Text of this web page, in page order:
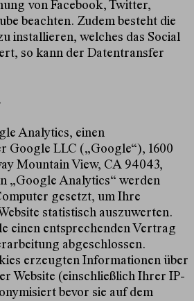
vonFacebook, Twitter,
beachten. Zudem besteht die
installieren, welches das Social
so kann der Datentransfer
Analytics, einen
Google LLC („Google“), 1600
Mountain View, CA 94043,
„Google Analytics“ werden
gesetzt, um Ihre
statistisch auszuwerten.
einen entsprechenden Vertrag
abgeschlossen.
erzeugten Informationen über
Website (einschließlich Ihrer IP-
bevor sie auf dem